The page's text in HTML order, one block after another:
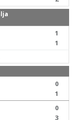
1
1
0
1
0
3